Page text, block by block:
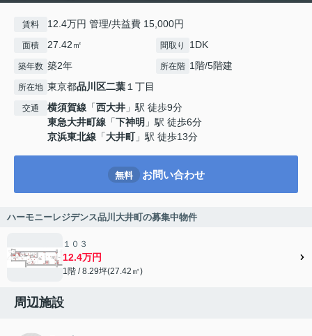
賃料 12.4万円 管理/共益費 15,000円
面積 27.42㎡ 間取り 1DK
築年数 築2年 所在階 1階/5階建
所在地 東京都品川区二葉１丁目
交通 横須賀線 「西大井 」駅 徒歩9分
東急大井町線 「下神明 」駅 徒歩6分
京浜東北線 「大井町」駅 徒歩13分
無料 お問い合わせ
ハーモニーレジデンス品川大井町の募集中物件
１０３
12.4万円
1階 / 8.29坪(27.42㎡)
周辺施設